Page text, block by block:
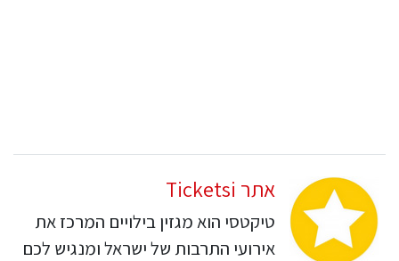
אתר Ticketsi
טיקטסי הוא מגזין בילויים המרכז את
אירועי התרבות של ישראל ומנגיש לכם